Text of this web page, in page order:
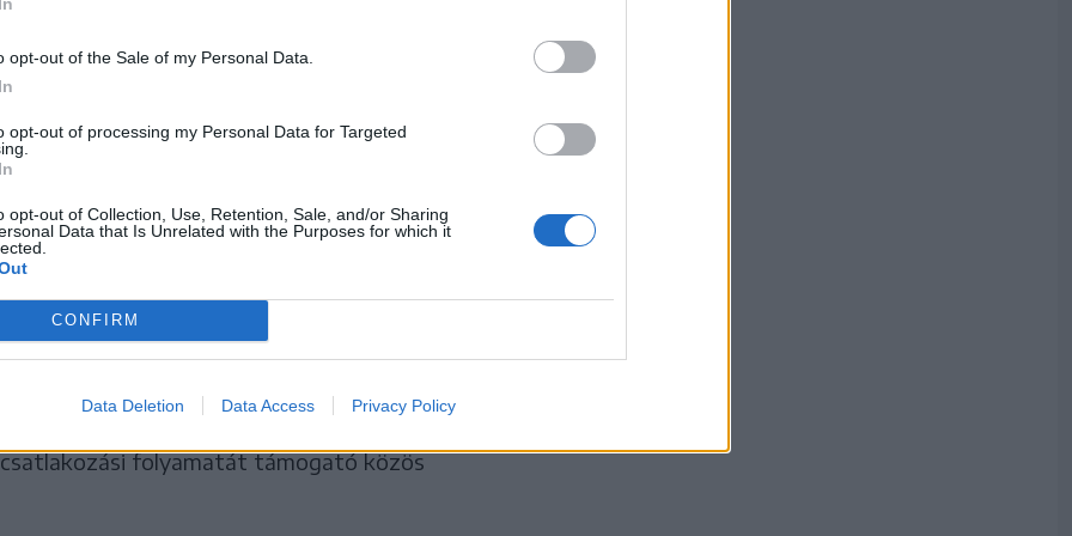
opt-out of the Sale of my Personal Data.
opt-out of processing my Personal Data for Targeted
opt-out of Collection, Use, Retention, Sale, and/or Sharing
Data that Is Unrelated with the Purposes for which it
CONFIRM
Data Deletion Data Access Privacy Policy
Costa kijelentette:
leghamarabb megnyitni
is”.
Magyarország vezette
voltak eltávolítani a „a lehető leghamarabb”
folyamatát támogató közös